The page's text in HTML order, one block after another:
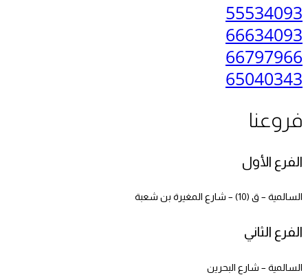
55534093
66634093
66797966
65040343
فروعنا
الفرع الأول
السالمية – ق (10) – شارع المغيرة بن شعبة
الفرع الثاني
السالمية – شارع البحرين